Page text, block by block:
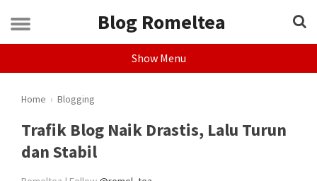
Blog Romeltea
Show Menu
Home › Blogging
Trafik Blog Naik Drastis, Lalu Turun
dan Stabil